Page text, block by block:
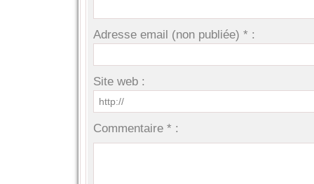
Adresse email (non publiée) * :
Site web :
Commentaire * :